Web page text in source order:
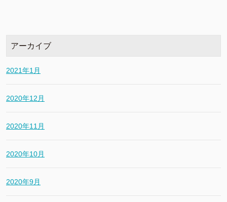
アーカイブ
2021年1月
2020年12月
2020年11月
2020年10月
2020年9月